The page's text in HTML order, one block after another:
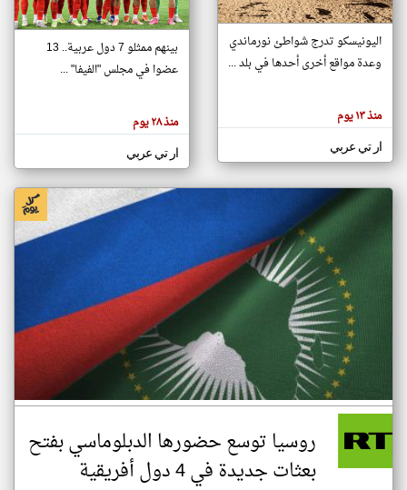
تغيير الدولة
اخبار جزر القمر على مدار الساعة
أهم اخبار جزر القمر العاجلة والمباشرة
هنا عن
وجهة
كاتبيها.
اليونيسكو تدرج شواطئ نورماندي
وعدة مواقع أخرى أحدها في بلد ...
منذ ١٣ يوم
ار تي عربي
بينهم ممثلو 7 دول عربية.. 13
عضوا في مجلس "الفيفا" ...
منذ ٢٨ يوم
ار تي عربي
روسيا توسع حضورها الدبلوماسي بفتح
بعثات جديدة في 4 دول أفريقية
klyoum.com